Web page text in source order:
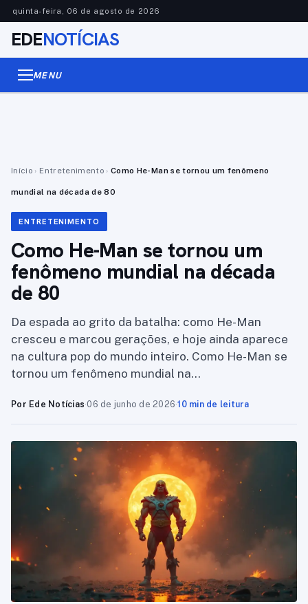
quinta-feira, 06 de agosto de 2026
EDENOTÍCIAS
MENU
Início › Entretenimento › Como He-Man se tornou um fenômeno
mundial na década de 80
ENTRETENIMENTO
Como He-Man se tornou um
fenômeno mundial na década
de 80
Da espada ao grito da batalha: como He-Man
cresceu e marcou gerações, e hoje ainda aparece
na cultura pop do mundo inteiro. Como He-Man se
tornou um fenômeno mundial na…
Por Ede Notícias·06 de junho de 2026·10 min de leitura